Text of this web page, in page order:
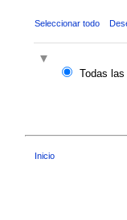
Seleccionar todo
Todas las
Inicio